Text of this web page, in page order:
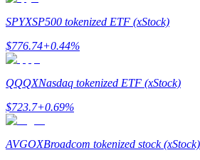
合約指南
合約功能使用指南
SPYXSP500 tokenized ETF (xStock)
$776.74+0.44%
QQQXNasdaq tokenized ETF (xStock)
$723.7+0.69%
AVGOXBroadcom tokenized stock (xStock)